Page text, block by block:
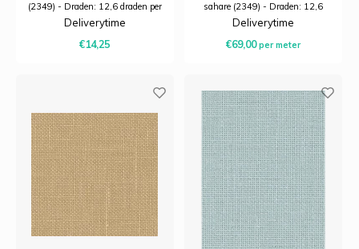
(2349) - Draden: 12,6 draden per
centimeter
Deliverytime
€14,25
sahare (2349) - Draden: 12,6
draden per centimeter
centimeter
Deliverytime
€69,00per meter